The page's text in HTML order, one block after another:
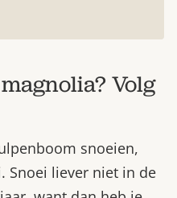
Volg
snoeien,
Snoei liever niet in de